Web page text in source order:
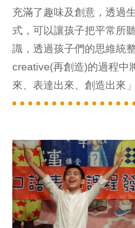
充滿了趣味及創意，透過
式，可以讓孩子把平常所
識，透過孩子們的思維統
creative(再創造)的過程中
來、表達出來、創造出來」